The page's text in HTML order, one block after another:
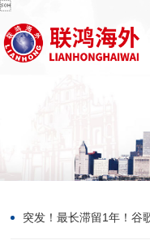

突发！最长滞留1年！谷歌/苹果/微